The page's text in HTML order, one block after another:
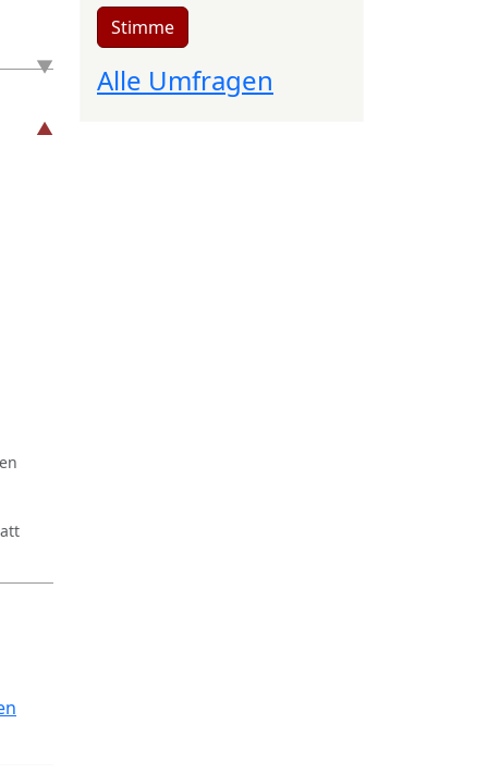
Stimme
Alle Umfragen